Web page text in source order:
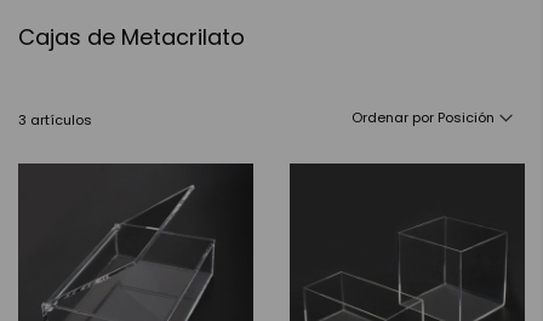
Cajas de Metacrilato
3 artículos Ordenar por